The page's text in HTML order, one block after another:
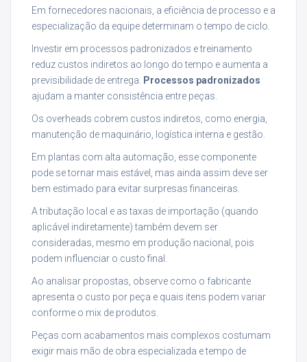
Em fornecedores nacionais, a eficiência de processo e a
especialização da equipe determinam o tempo de ciclo.
Investir em processos padronizados e treinamento
reduz custos indiretos ao longo do tempo e aumenta a
previsibilidade de entrega.
Processos padronizados
ajudam a manter consistência entre peças.
Os overheads cobrem custos indiretos, como energia,
manutenção de maquinário, logística interna e gestão.
Em plantas com alta automação, esse componente
pode se tornar mais estável, mas ainda assim deve ser
bem estimado para evitar surpresas financeiras.
A tributação local e as taxas de importação (quando
aplicável indiretamente) também devem ser
consideradas, mesmo em produção nacional, pois
podem influenciar o custo final.
Ao analisar propostas, observe como o fabricante
apresenta o custo por peça e quais itens podem variar
conforme o mix de produtos.
Peças com acabamentos mais complexos costumam
exigir mais mão de obra especializada e tempo de